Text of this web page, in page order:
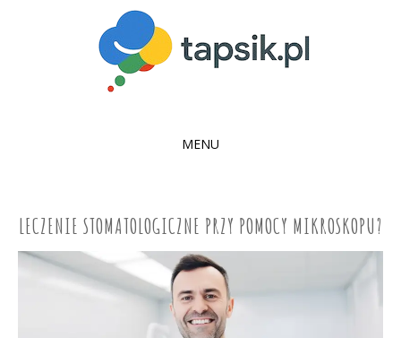
MENU
CONTENT
LECZENIE STOMATOLOGICZNE PRZY POMOCY MIKROSKOPU?